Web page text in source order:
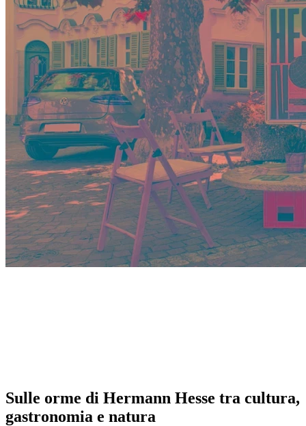
Sulle orme di Hermann Hesse tra cultura,
gastronomia e natura